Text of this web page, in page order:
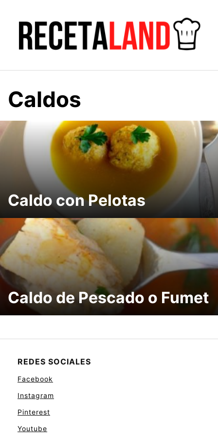
contenido
Caldos
Caldo con Pelotas
Caldo de Pescado o Fumet
REDES SOCIALES
Facebook
Instagram
Pinterest
Youtube